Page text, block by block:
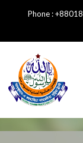
Phone :